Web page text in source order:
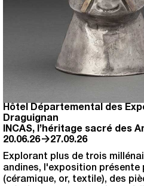
Hôtel Départemental des
Draguignan
INCAS, l’héritage sacré des
20.06.26→27.09.26
Explorant plus de trois
andines, l'exposition présente
(céramique, or, textile), des